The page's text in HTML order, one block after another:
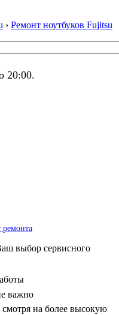
› Ремонт ноутбуков Fujitsu
20:00.
ремонта
выбор сервисного
важно
смотря на более высокую